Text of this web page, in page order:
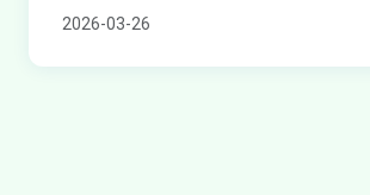
2026-03-26